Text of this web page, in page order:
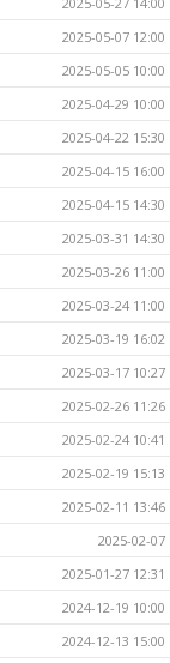
2025-05-07 12:00
2025-05-05 10:00
2025-04-29 10:00
2025-04-22 15:30
2025-04-15 16:00
2025-04-15 14:30
2025-03-31 14:30
2025-03-26 11:00
2025-03-24 11:00
2025-03-19 16:02
2025-03-17 10:27
2025-02-26 11:26
2025-02-24 10:41
2025-02-19 15:13
2025-02-11 13:46
2025-02-07
2025-01-27 12:31
2024-12-19 10:00
2024-12-13 15:00